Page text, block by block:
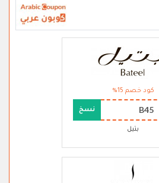
كود خصم 15%
B45 نسخ
بتيل